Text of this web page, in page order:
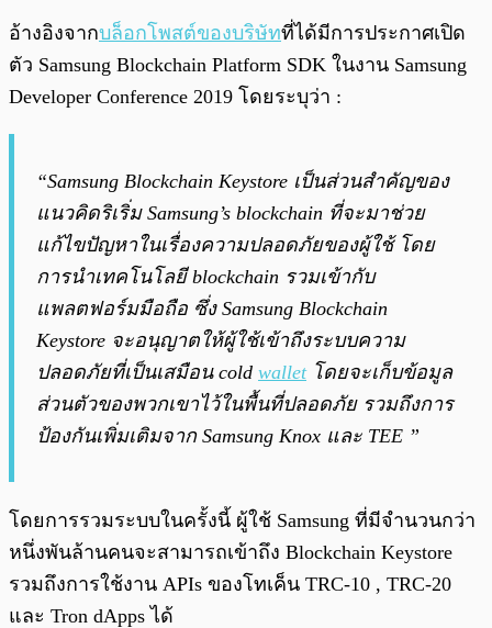
อ้างอิงจากบล็อกโพสต์ของบริษัทที่ได้มีการประกาศเปิด
ตัว Samsung Blockchain Platform SDK ในงาน Samsung
Developer Conference 2019 โดยระบุว่า :
“Samsung Blockchain Keystore เป็นส่วนสำคัญของ
แนวคิดริเริ่ม Samsung’s blockchain ที่จะมาช่วย
แก้ไขปัญหาในเรื่องความปลอดภัยของผู้ใช้ โดย
การนำเทคโนโลยี blockchain รวมเข้ากับ
แพลตฟอร์มมือถือ ซึ่ง Samsung Blockchain
Keystore จะอนุญาตให้ผู้ใช้เข้าถึงระบบความ
ปลอดภัยที่เป็นเสมือน cold walletโดยจะเก็บข้อมูล
ส่วนตัวของพวกเขาไว้ในพื้นที่ปลอดภัย รวมถึงการ
ป้องกันเพิ่มเติมจาก Samsung Knox และ TEE ”
โดยการรวมระบบในครั้งนี้ ผู้ใช้ Samsung ที่มีจำนวนกว่า
หนึ่งพันล้านคนจะสามารถเข้าถึง Blockchain Keystore
รวมถึงการใช้งาน APIs ของโทเค็น TRC-10 , TRC-20
และ Tron dApps ได้